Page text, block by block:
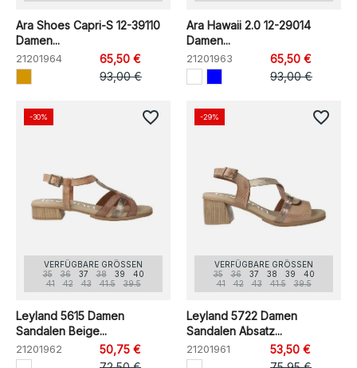
Ara Shoes Capri-S 12-39110
Damen...
21201964
65,50 €
93,00 €
Ara Hawaii 2.0 12-29014
Damen...
21201963
65,50 €
93,00 €
VERFÜGBARE GRÖSSEN
35
36 37 38 39
40
41
42 43 41.5 39.5
Leyland 5615 Damen
Sandalen Beige...
21201962
50,75 €
-30% favorite_border
VERFÜGBARE GRÖSSEN
35
36 37 38 39
40
41
42 43 41.5 39.5
Leyland 5722 Damen
Sandalen Absatz...
21201961
53,50 €
-29% favorite_border